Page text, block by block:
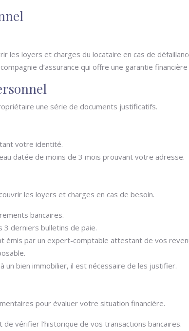
les loyers et charges du locataire en cas de
d’assurance qui offre une garantie
une série de documents justificatifs.
votre identité.
datée de moins de 3 mois prouvant votre adresse.
les loyers et charges en cas de besoin.
bancaires.
3 derniers bulletins de paie.
émis par un expert-comptable attestant de vos
un bien immobilier, il est nécessaire de les justifier.
pour évaluer votre situation financière.
de vérifier l’historique de vos transactions bancaires.